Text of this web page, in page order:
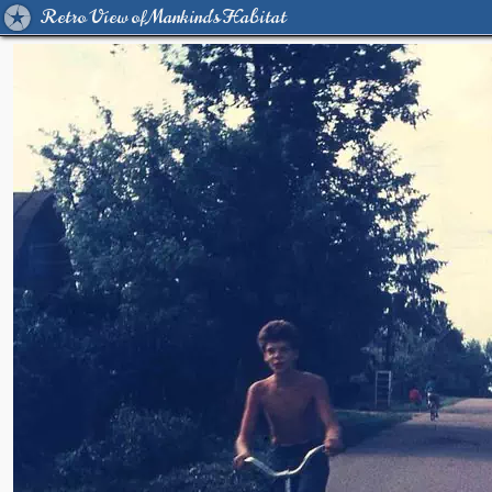
Retro View of Mankind's Habitat